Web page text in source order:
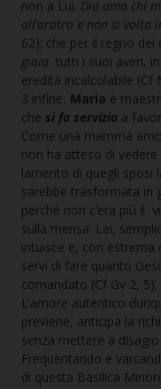
non a Lui. Dio ama chi
all’aratro e non si volta
62); che per il regno dei
gioia tutti i suoi averi,
eredità incalcolabile (Cf
3.Infine, Maria è
che si fa servizio a
Come una mamma
non ha atteso di
lamento di quegli sposi
sarebbe trasformata in
perché non c’era più il
sulla mensa. Lei,
intuisce e, con estrema
servi di fare quanto
comandato (Cf Gv 2, 5).
L’amore autentico
previene, anticipa la
senza mettere a
Frequentando e
di questa Basilica